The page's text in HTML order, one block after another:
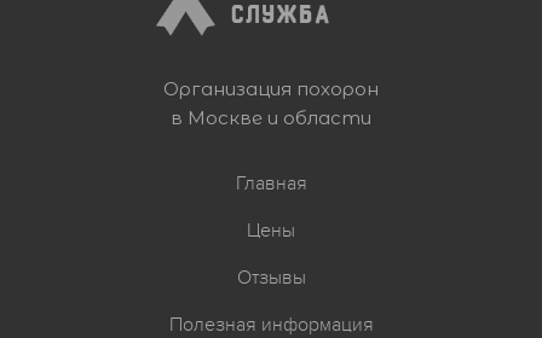
Организация похорон
в Москве и области
Главная
Цены
Отзывы
Полезная информация